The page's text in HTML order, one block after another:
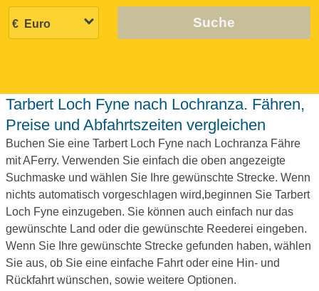
Suche
Tarbert Loch Fyne nach Lochranza. Fähren,
Preise und Abfahrtszeiten vergleichen
Buchen Sie eine Tarbert Loch Fyne nach Lochranza Fähre
mit AFerry. Verwenden Sie einfach die oben angezeigte
Suchmaske und wählen Sie Ihre gewünschte Strecke. Wenn
nichts automatisch vorgeschlagen wird,beginnen Sie Tarbert
Loch Fyne einzugeben. Sie können auch einfach nur das
gewünschte Land oder die gewünschte Reederei eingeben.
Wenn Sie Ihre gewünschte Strecke gefunden haben, wählen
Sie aus, ob Sie eine einfache Fahrt oder eine Hin- und
Rückfahrt wünschen, sowie weitere Optionen.